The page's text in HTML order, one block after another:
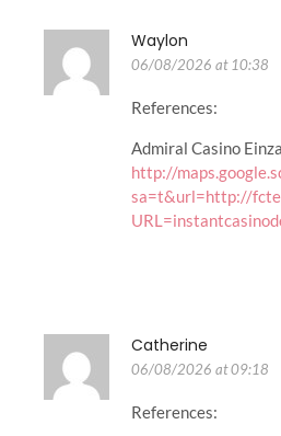
Waylon
06/08/2026 at 10:38
References:
Admiral Casino
http://
sa=t&url=http://
Catherine
06/08/2026 at 09:18
References: